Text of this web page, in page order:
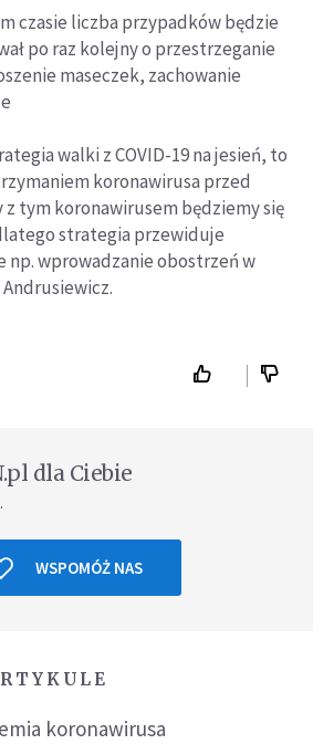
czasie liczba przypadków będzie
po raz kolejny o przestrzeganie
maseczek, zachowanie
walki z COVID-19 na jesień, to
koronawirusa przed
z tym koronawirusem będziemy się
strategia przewiduje
np. wprowadzanie obostrzeń w
dla Ciebie
WSPOMÓŻ NAS
koronawirusa